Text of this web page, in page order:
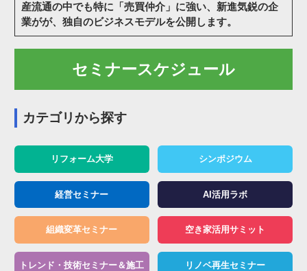
産流通の中でも特に「売買仲介」に強い、新進気鋭の企
業がが、独自のビジネスモデルを公開します。
セミナースケジュール
カテゴリから探す
リフォーム大学 シンポジウム
経営セミナー AI活用ラボ
組織変革セミナー 空き家活用サミット
トレンド・技術セミナー＆施工
リノベ再生セミナー